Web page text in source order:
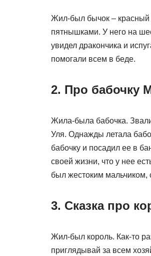
Жил-был бычок –
пятнышками. У него на
увидел дракончика и
помогали всем в беде.
2. Про бабочку
Жила-была бабочка.
Уля. Однажды летала
бабочку и посадил ее в
своей жизни, что у нее
был жестоким мальчиком,
3. Сказка про
Жил-был король. Как-то
приглядывай за всем